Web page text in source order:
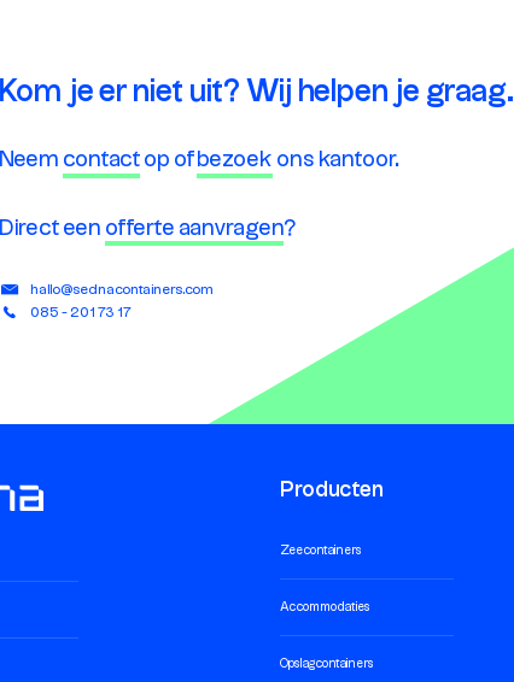
Kom je er niet uit? Wij helpen je graag.
Neem contact op of bezoek ons kantoor.
Direct een offerte aanvragen?
hallo@sednacontainers.com
085 - 201 73 17
Producten
Zeecontainers
Accommodaties
Opslagcontainers